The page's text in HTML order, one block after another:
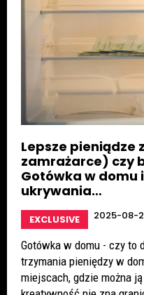
Lepsze pieniądze
zamrażarce) czy
Gotówka w domu
ukrywania…
EXCLUSIVE 2025-08-
Gotówka w domu - czy to
trzymania pieniędzy w
miejscach, gdzie można